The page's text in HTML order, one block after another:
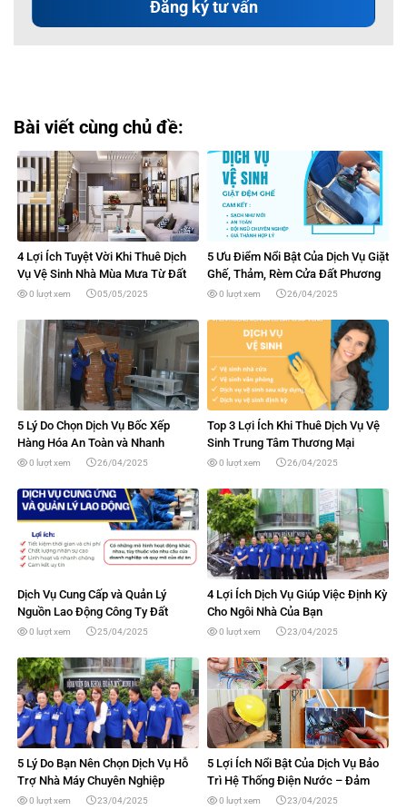
Bài viết cùng chủ đề:
4 Lợi Ích Tuyệt Vời Khi Thuê Dịch
Vụ Vệ Sinh Nhà Mùa Mưa Từ Đất
Phương Nam
0 lượt xem 05/05/2025
5 Ưu Điểm Nổi Bật Của Dịch Vụ Giặt
Ghế, Thảm, Rèm Cửa Đất Phương
Nam0 lượt xem 26/04/2025
5 Lý Do Chọn Dịch Vụ Bốc Xếp
Hàng Hóa An Toàn và Nhanh
Chóng Với Đất Phương Nam
0 lượt xem 26/04/2025
Top 3 Lợi Ích Khi Thuê Dịch Vụ Vệ
Sinh Trung Tâm Thương Mại
0 lượt xem 26/04/2025
Dịch Vụ Cung Cấp và Quản Lý
Nguồn Lao Động Công Ty Đất
Phương Nam – Đối Tác Tin Cậy
0 lượt xem 25/04/2025
4 Lợi Ích Dịch Vụ Giúp Việc Định Kỳ
Cho Ngôi Nhà Của Bạn
0 lượt xem 23/04/2025
5 Lý Do Bạn Nên Chọn Dịch Vụ Hỗ
Trợ Nhà Máy Chuyên Nghiệp
0 lượt xem 23/04/2025
5 Lợi Ích Nổi Bật Của Dịch Vụ Bảo
Trì Hệ Thống Điện Nước – Đảm
Bảo An Toàn và Tiện Nghi
0 lượt xem 23/04/2025